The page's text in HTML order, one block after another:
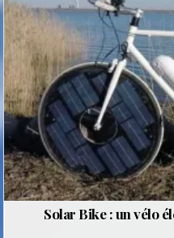
Solar Bike : un vélo